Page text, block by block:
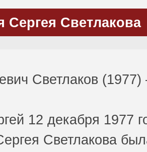
Сергея Светлакова
Светлаков
12 декабря 1977
Светлакова